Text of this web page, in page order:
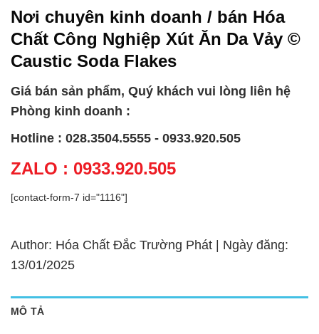
Nơi chuyên kinh doanh / bán Hóa
Chất Công Nghiệp Xút Ăn Da Vảy ©
Caustic Soda Flakes
Giá bán sản phẩm, Quý khách vui lòng liên hệ
Phòng kinh doanh :
Hotline : 028.3504.5555 - 0933.920.505
ZALO : 0933.920.505
[contact-form-7 id="1116"]
Author: Hóa Chất Đắc Trường Phát | Ngày đăng:
13/01/2025
MÔ TẢ